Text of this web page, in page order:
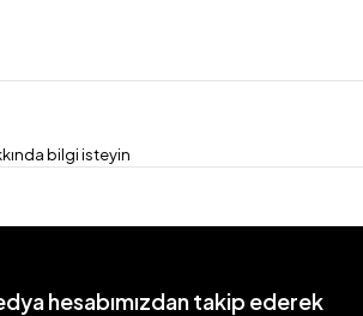
bilgi isteyin
hesabımızdan takip ederek